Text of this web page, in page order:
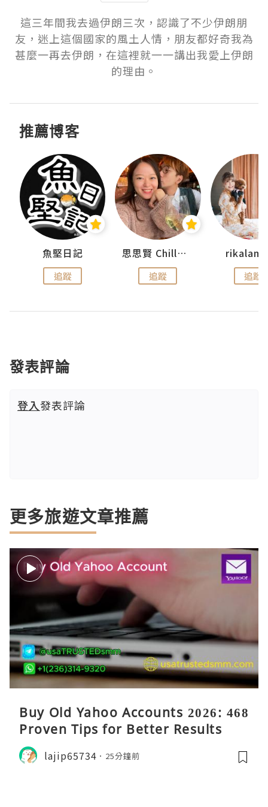
這三年間我去過伊朗三次，認識了不少伊朗朋
友，迷上這個國家的風土人情，朋友都好奇我為
甚麼一再去伊朗，在這裡就一一講出我愛上伊朗
的理由。
推薦博客
魚堅日記
追蹤
思思賢 ChillMyBabe
追蹤 追蹤
發表評論
登入發表評論
更多旅遊文章推薦
Buy Old Yahoo Accounts 2026: 468
Proven Tips for Better Results
lajip65734 25分鐘前